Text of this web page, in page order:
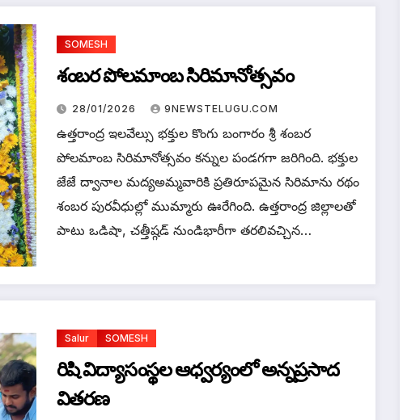
SOMESH
శంబర పోలమాంబ సిరిమానోత్సవం
28/01/2026 9NEWSTELUGU.COM
ఉత్తరాంద్ర ఇలవేల్సు భక్తుల కొంగు బంగారం శ్రీ శంబర
పోలమాంబ సిరిమానోత్సవం కన్నుల పండగగా జరిగింది. భక్తుల
జేజే ద్వానాల మద్యఅమ్మవారికి ప్రతిరూపమైన సిరిమాను రథం
శంబర పురవీధుల్లో ముమ్మారు ఊరేగింది. ఉత్తరాంద్ర జిల్లాలతో
పాటు ఒడిషా, చత్తీష్గడ్ నుండిభారీగా తరలివచ్చిన…
Salur SOMESH
రిషి విద్యాసంస్థల ఆధ్వర్యంలో అన్నప్రసాద
వితరణ